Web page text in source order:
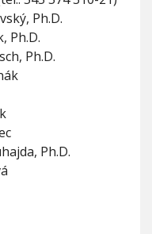
Ph.D.
Ph.D.
Ph.D.
Ph.D.